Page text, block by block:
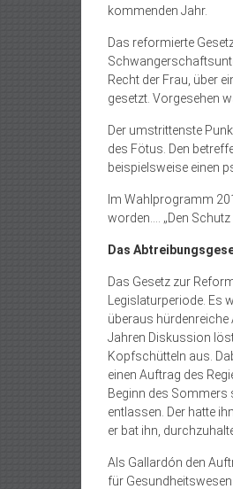
kommenden Jahr.
Das reformierte
Recht der Frau, über
gesetzt. Vorgesehen
Der umstrittenste
des Fötus. Den
beispielsweise einen
Im Wahlprogramm
worden…. „Den
Das
Das Gesetz zur
Legislaturperiode. Es
überaus
Jahren Diskussion
Kopfschütteln aus.
einen Auftrag des
Beginn des Sommers
entlassen. Der hatte
er bat ihn,
Als Gallardón den
für